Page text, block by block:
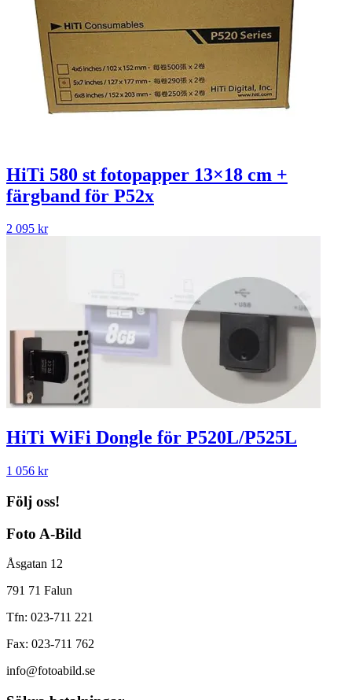
HiTi 580 st fotopapper 13×18 cm +
färgband för P52x
2 095 kr
HiTi WiFi Dongle för P520L/P525L
1 056 kr
Följ oss!
Foto A-Bild
Åsgatan 12
791 71 Falun
Tfn: 023-711 221
Fax: 023-711 762
info@fotoabild.se